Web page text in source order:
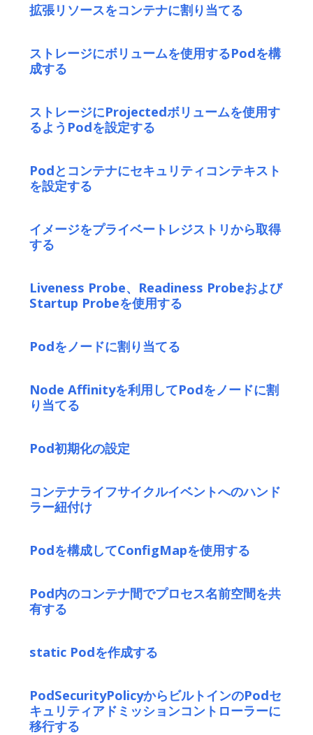
拡張リソースをコンテナに割り当てる
ストレージにボリュームを使用するPodを構
成する
ストレージにProjectedボリュームを使用す
るようPodを設定する
Podとコンテナにセキュリティコンテキスト
を設定する
イメージをプライベートレジストリから取得
する
Liveness Probe、Readiness Probeおよび
Startup Probeを使用する
Podをノードに割り当てる
Node Affinityを利用してPodをノードに割
り当てる
Pod初期化の設定
コンテナライフサイクルイベントへのハンド
ラー紐付け
Podを構成してConfigMapを使用する
Pod内のコンテナ間でプロセス名前空間を共
有する
static Podを作成する
PodSecurityPolicyからビルトインのPodセ
キュリティアドミッションコントローラーに
移行する